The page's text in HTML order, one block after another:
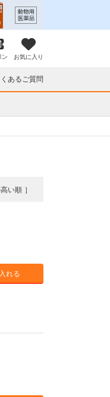
ン お気に入り
あるご質問
い順
れる